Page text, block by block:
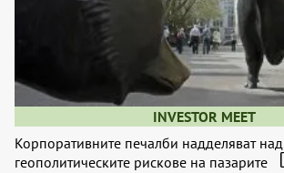
INVESTOR MEET
Корпоративните печалби надделяват над
геополитическите рискове на пазарите